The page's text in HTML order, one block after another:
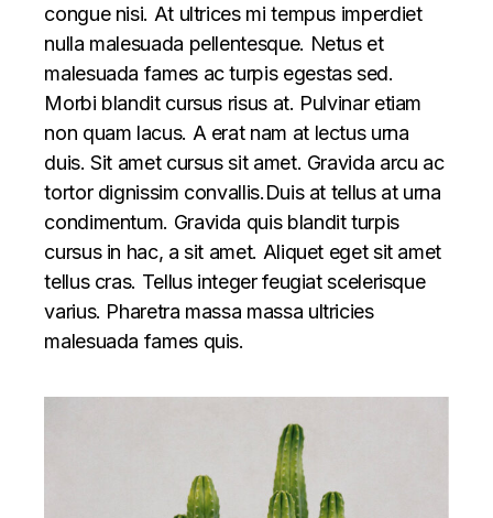
congue nisi. At ultrices mi tempus imperdiet
nulla malesuada pellentesque. Netus et
malesuada fames ac turpis egestas sed.
Morbi blandit cursus risus at. Pulvinar etiam
non quam lacus. A erat nam at lectus urna
duis. Sit amet cursus sit amet. Gravida arcu ac
tortor dignissim convallis.Duis at tellus at urna
condimentum. Gravida quis blandit turpis
cursus in hac, a sit amet. Aliquet eget sit amet
tellus cras. Tellus integer feugiat scelerisque
varius. Pharetra massa massa ultricies
malesuada fames quis.